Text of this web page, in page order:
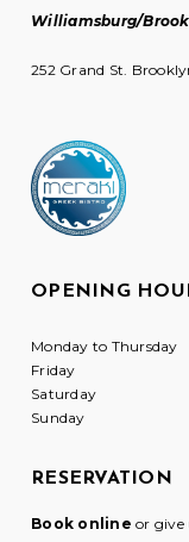
Williamsburg/
252 Grand St.
OPENING
Monday to Thursday
Friday
Saturday
Sunday
RESERVATION
Book online or give